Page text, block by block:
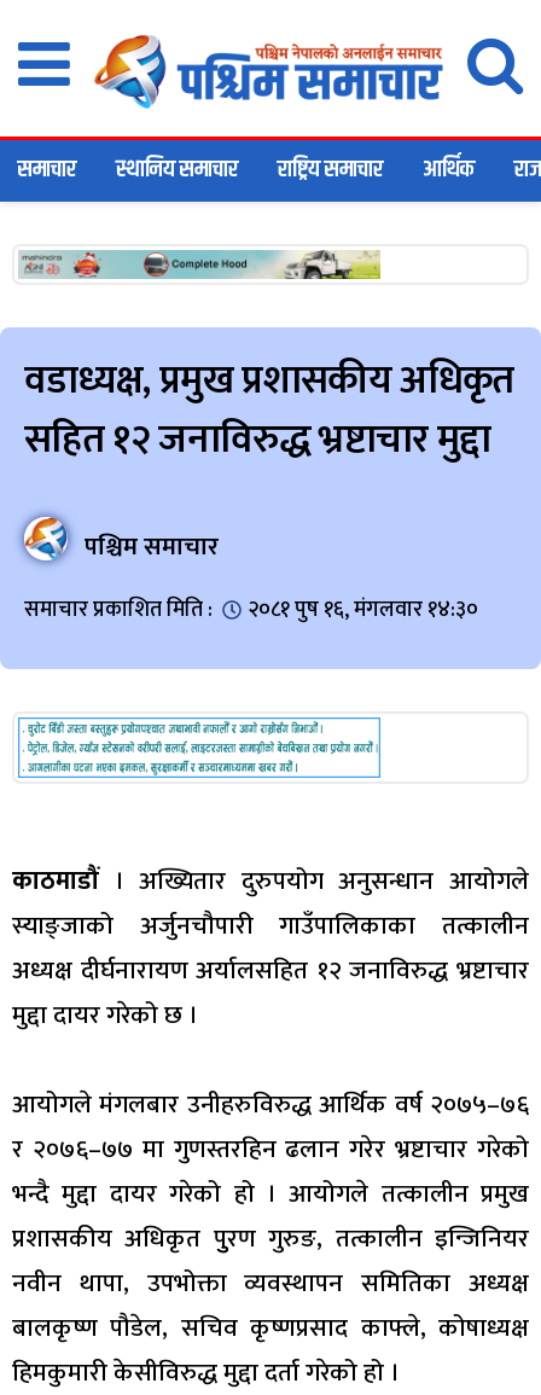
समाचार स्थानिय समाचार राष्ट्रिय समाचार आर्थिक
वडाध्यक्ष, प्रमुख प्रशासकीय अधिकृत
सहित १२ जनाविरुद्ध भ्रष्टाचार मुद्दा
पश्चिम समाचार
समाचार प्रकाशित मिति : २०८१ पुष १६, मंगलवार १४:३०
काठमाडौं। अख्यितार दुरुपयोग अनुसन्धान आयोगले
स्याङ्जाको अर्जुनचौपारी गाउँपालिकाका तत्कालीन
अध्यक्ष दीर्घनारायण अर्यालसहित १२ जनाविरुद्ध भ्रष्टाचार
मुद्दा दायर गरेको छ ।
आयोगले मंगलबार उनीहरुविरुद्ध आर्थिक वर्ष २०७५–७६
र २०७६–७७ मा गुणस्तरहिन ढलान गरेर भ्रष्टाचार गरेको
भन्दै मुद्दा दायर गरेको हो । आयोगले तत्कालीन प्रमुख
प्रशासकीय अधिकृत पुुरण गुरुङ, तत्कालीन इन्जिनियर
नवीन थापा, उपभोक्ता व्यवस्थापन समितिका अध्यक्ष
बालकृष्ण पौडेल, सचिव कृष्णप्रसाद काफ्ले, कोषाध्यक्ष
हिमकुमारी केसीविरुद्ध मुद्दा दर्ता गरेको हो ।